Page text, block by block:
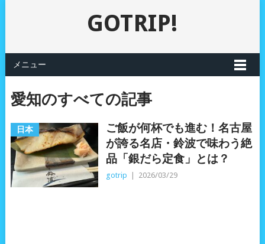
GOTRIP!
メニュー
愛知のすべての記事
日本
ご飯が何杯でも進む！名古屋
が誇る名店・鈴波で味わう絶
品「銀だら定食」とは？
gotrip 2026/03/29